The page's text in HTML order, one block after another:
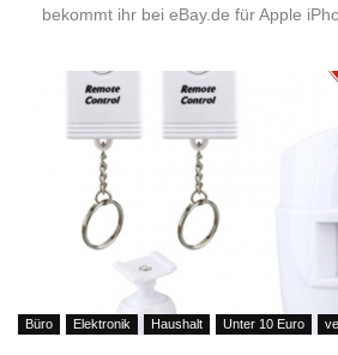
bekommt ihr bei eBay.de für Apple
Büro Elektronik Haushalt Unter 10 Euro